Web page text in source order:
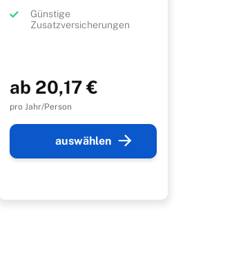
Günstige
Zusatzversicherungen
ab 20,17 €
pro Jahr/Person
auswählen